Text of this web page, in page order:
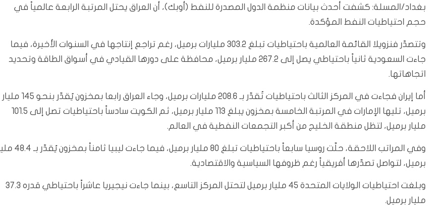
بغداد/المسلة: كشفت أحدث بيانات منظمة الدول المصدرة للنفط (أوبك)، أن العراق يحتل المرتبة الرابعة عالمياً في
حجم احتياطيات النفط المؤكدة.
وتتصدّر فنزويلا القائمة العالمية باحتياطيات تبلغ 303.2 مليارات برميل، رغم تراجع إنتاجها في السنوات الأخيرة، فيما
جاءت السعودية ثانياً باحتياطي يصل إلى 267.2 مليار برميل، محافظة على دورها القيادي في أسواق الطاقة وتحديد
اتجاهاتها.
أما إيران فجاءت في المركز الثالث باحتياطيات تُقدّر بـ 208.6 مليارات برميل، وجاء العراق رابعا بمخزون يُقدّر بنحو 145 مليار
برميل، تليها الإمارات في المرتبة الخامسة بمخزون يبلغ 113 مليار برميل، ثم الكويت سادساً باحتياطيات تصل إلى 101.5
مليار برميل، لتظل منطقة الخليج من أكبر التجمعات النفطية في العالم.
وفي المراتب اللاحقة، حلّت روسيا سابعاً باحتياطيات تبلغ 80 مليار برميل،
برميل، لتواصل تصدّرها أفريقياً رغم ظروفها السياسية والاقتصادية.
وبلغت احتياطيات الولايات المتحدة 45 مليار برميل لتحتل المركز التاسع، بينما جاءت نيجيريا عاشراً باحتياطي قدره 37.3
مليار برميل.